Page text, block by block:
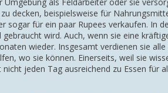
decken, beispielsweise für
sogar für ein paar Rupees verkaufen. In
wird. Auch, wenn sie eine
wieder. Insgesamt verdienen sie
wo sie können. Einerseits, weil sie
jeden Tag ausreichend zu Essen für